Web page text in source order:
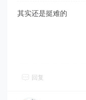
其实还是挺难的
回复